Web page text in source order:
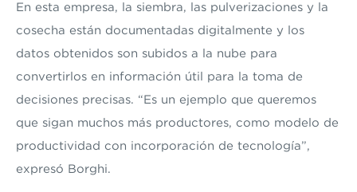
En esta empresa, la siembra, las pulverizaciones y la
cosecha están documentadas digitalmente y los
datos obtenidos son subidos a la nube para
convertirlos en información útil para la toma de
decisiones precisas. “Es un ejemplo que queremos
que sigan muchos más productores, como modelo de
productividad con incorporación de tecnología”,
expresó Borghi.